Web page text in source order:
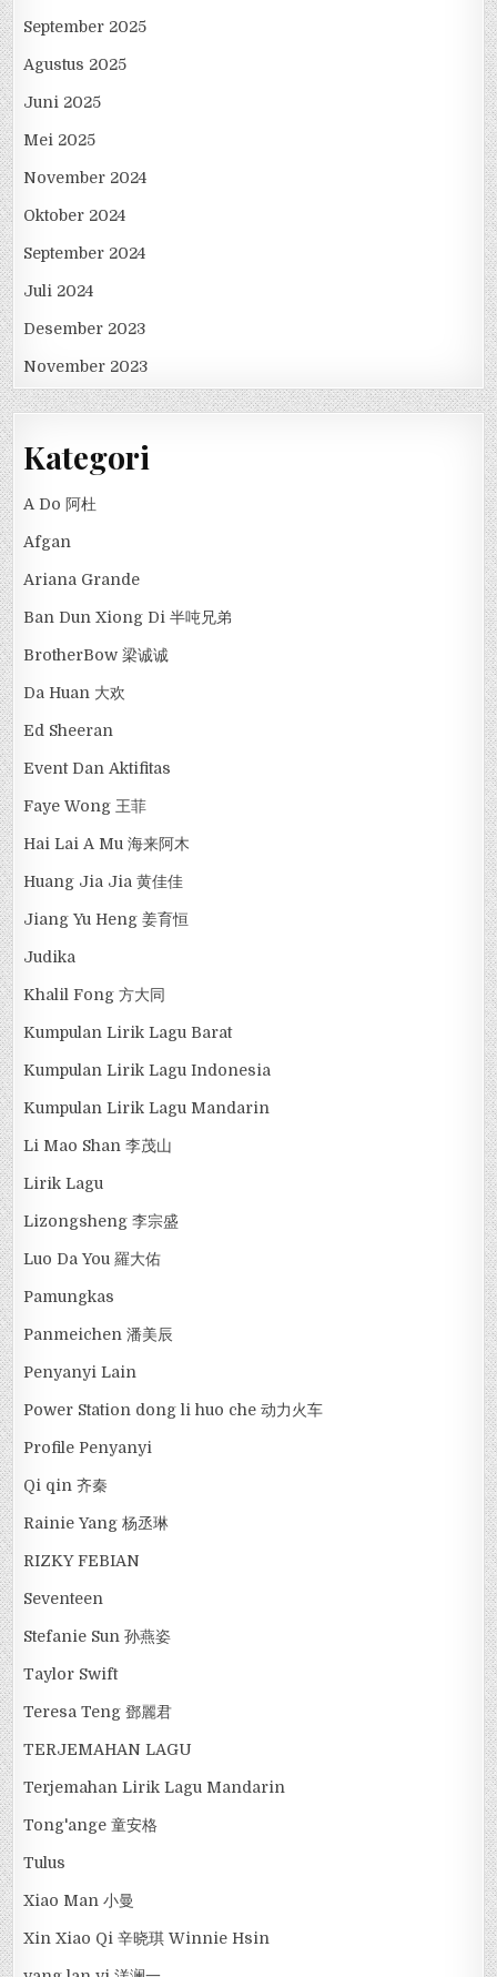
September 2025
Agustus 2025
Juni 2025
Mei 2025
November 2024
Oktober 2024
September 2024
Juli 2024
Desember 2023
November 2023
Kategori
A Do 阿杜
Afgan
Ariana Grande
Ban Dun Xiong Di 半吨兄弟
BrotherBow 梁诚诚
Da Huan 大欢
Ed Sheeran
Event Dan Aktifitas
Faye Wong 王菲
Hai Lai A Mu 海来阿木
Huang Jia Jia 黄佳佳
Jiang Yu Heng 姜育恒
Judika
Khalil Fong 方大同
Kumpulan Lirik Lagu Barat
Kumpulan Lirik Lagu Indonesia
Kumpulan Lirik Lagu Mandarin
Li Mao Shan 李茂山
Lirik Lagu
Lizongsheng 李宗盛
Luo Da You 羅大佑
Pamungkas
Panmeichen 潘美辰
Penyanyi Lain
Power Station dong li huo che 动力火车
Profile Penyanyi
Qi qin 齐秦
Rainie Yang 杨丞琳
RIZKY FEBIAN
Seventeen
Stefanie Sun 孙燕姿
Taylor Swift
Teresa Teng 鄧麗君
TERJEMAHAN LAGU
Terjemahan Lirik Lagu Mandarin
Tong'ange 童安格
Tulus
Xiao Man 小曼
Xin Xiao Qi 辛晓琪 Winnie Hsin